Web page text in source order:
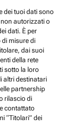
dei tuoi dati sono
autorizzati o
dati. È per
di misure di
dai suoi
della rete
sotto la loro
altri destinatari
partnership
rilascio di
contattato
“Titolari” dei